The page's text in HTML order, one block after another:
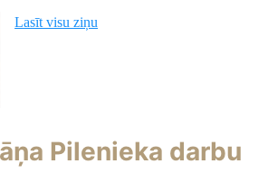
Lasīt visu ziņu
Pilenieka darbu